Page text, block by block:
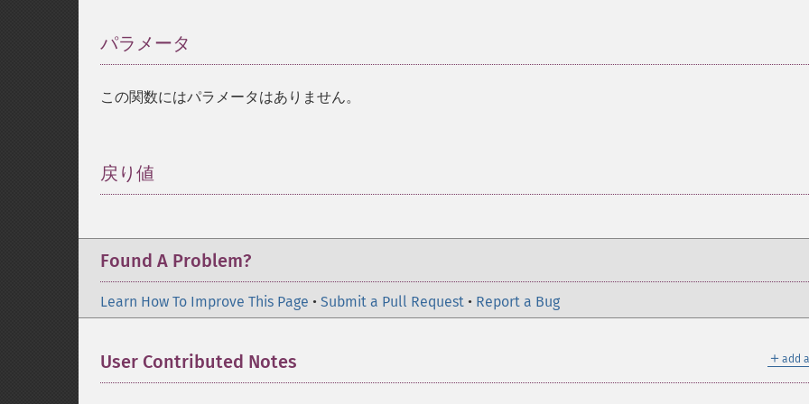
パラメータ
この関数にはパラメータはありません。
戻り値
Found A Problem?
Learn How To Improve This Page • Submit a Pull Request • Report a Bug
＋ add
User Contributed Notes